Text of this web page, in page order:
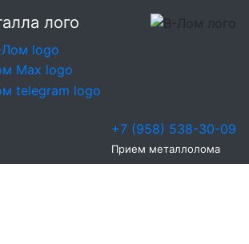
+7 (958) 538-30-09
Прием металлолома